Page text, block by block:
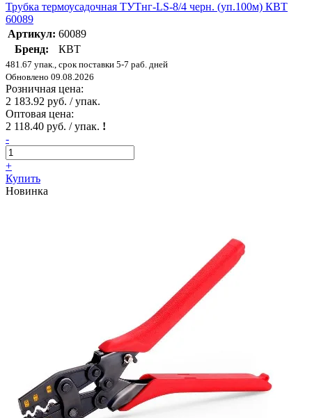
Трубка термоусадочная ТУТнг-LS-8/4 черн. (уп.100м) КВТ
60089
Артикул: 60089
Бренд:
КВТ
481.67 упак., срок поставки 5-7 раб. дней
Обновлено 09.08.2026
Розничная цена:
2 183.92 руб. / упак.
Оптовая цена:
2 118.40 руб. / упак. !
-
+
Купить
Новинка